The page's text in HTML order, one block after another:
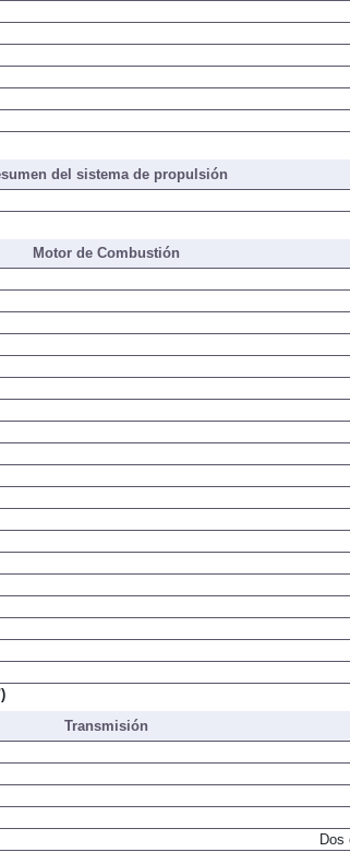
del sistema de propulsión
Motor de Combustión
Transmisión
Dos